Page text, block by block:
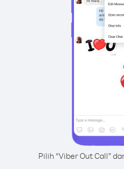
Pilih “Viber Out Call”